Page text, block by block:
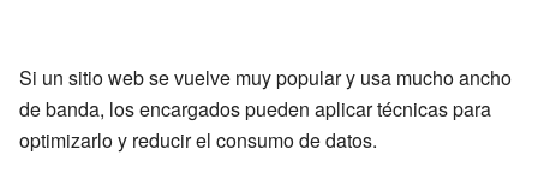
Si un sitio web se vuelve muy popular y usa mucho ancho
de banda, los encargados pueden aplicar técnicas para
optimizarlo y reducir el consumo de datos.